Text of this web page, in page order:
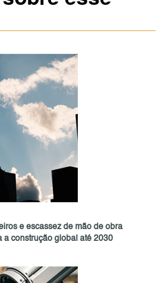
e escassez de mão de obra
a construção global até 2030